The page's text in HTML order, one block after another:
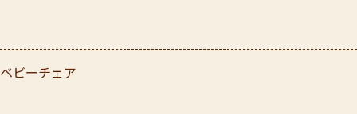
ベビーチェア